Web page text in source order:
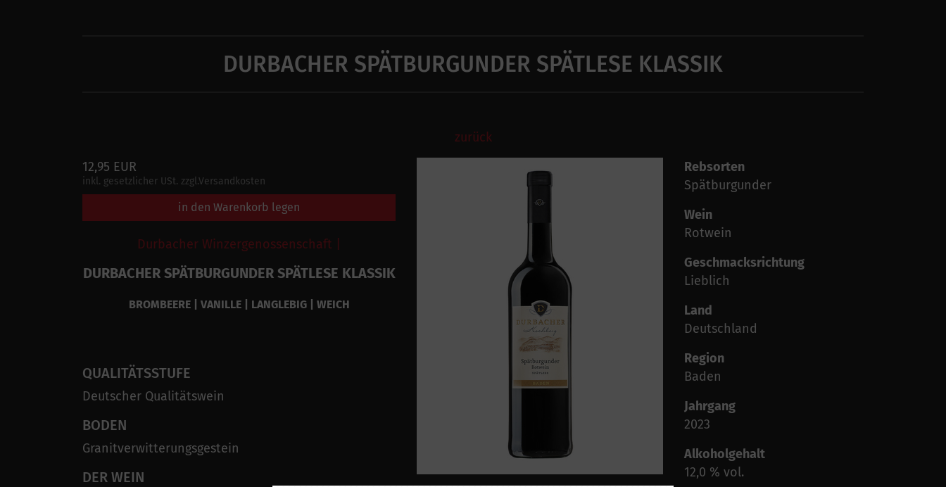
DURBACHER SPÄTBURGUNDER SPÄTLESE KLASSIK
zurück
12,95 EUR
inkl. gesetzlicher USt. zzgl.Versandkosten
in den Warenkorb legen
Durbacher Winzergenossenschaft |
DURBACHER SPÄTBURGUNDER SPÄTLESE KLASSIK
BROMBEERE | VANILLE | LANGLEBIG | WEICH
QUALITÄTSSTUFE
Deutscher Qualitätswein
BODEN
Granitverwitterungsgestein
DER WEIN
Rebsorten
Spätburgunder
Wein
Rotwein
Geschmacksrichtung
Lieblich
Land
Deutschland
Region
Baden
Jahrgang
2023
Alkoholgehalt
12,0 % vol.